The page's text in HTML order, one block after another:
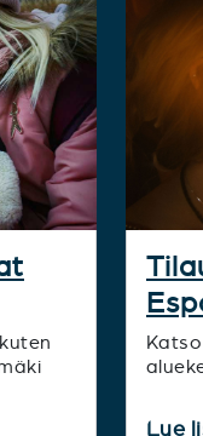
Lue